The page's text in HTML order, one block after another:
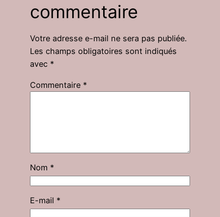
commentaire
Votre adresse e-mail ne sera pas publiée.
Les champs obligatoires sont indiqués
avec *
Commentaire *
Nom *
E-mail *